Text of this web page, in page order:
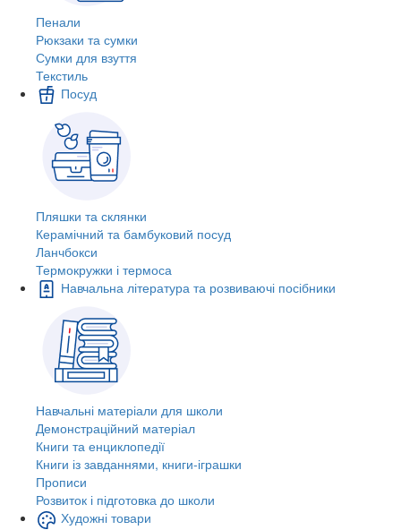
Пенали
Рюкзаки та сумки
Сумки для взуття
Текстиль
Посуд
Пляшки та склянки
Керамічний та бамбуковий посуд
Ланчбокси
Термокружки і термоса
Навчальна література та розвиваючі посібники
Навчальні матеріали для школи
Демонстраційний матеріал
Книги та енциклопедії
Книги із завданнями, книги-іграшки
Прописи
Розвиток і підготовка до школи
Художні товари